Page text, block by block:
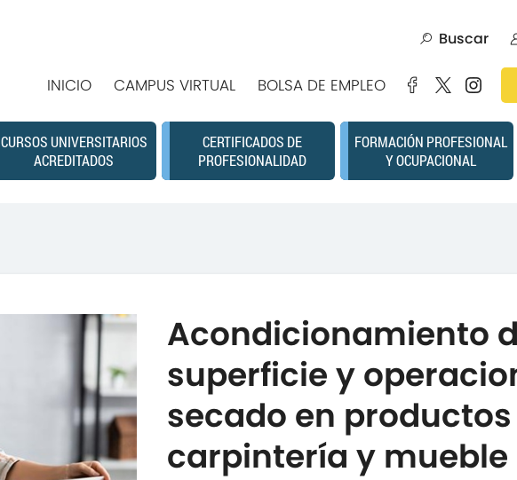
Buscar
INICIO CAMPUS VIRTUAL BOLSA DE EMPLEO
CURSOS UNIVERSITARIOS
ACREDITADOS
CERTIFICADOS DE
PROFESIONALIDAD
FORMACIÓN PROFESIONAL
Y OCUPACIONAL
Acondicionamiento
superficie y
secado en
carpintería y mueble